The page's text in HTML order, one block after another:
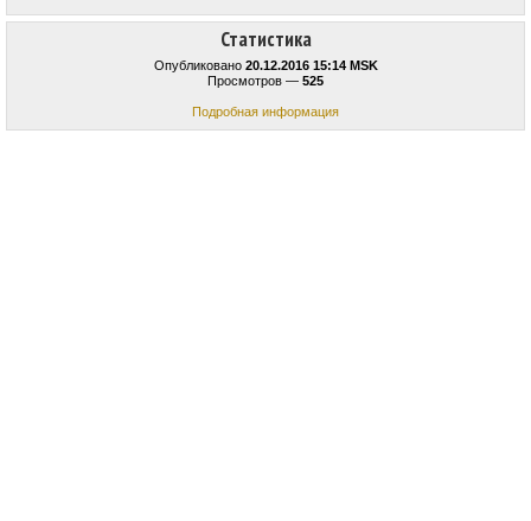
Статистика
Опубликовано 20.12.2016 15:14 MSK
Просмотров — 525
Подробная информация